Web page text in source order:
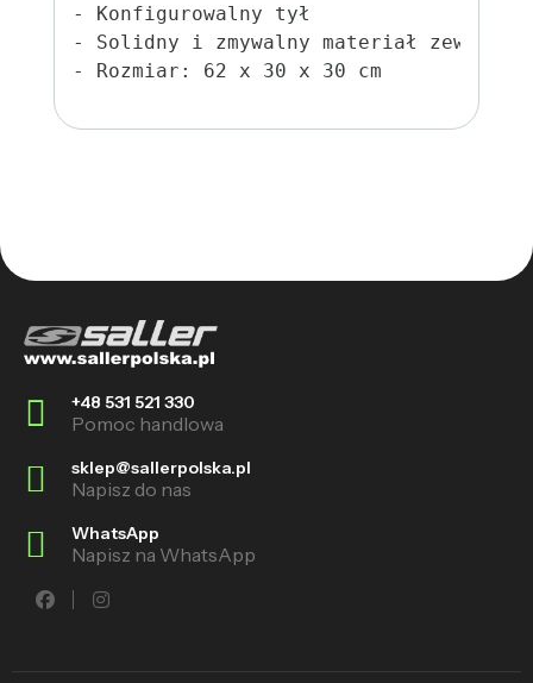
- Konfigurowalny tył
- Solidny i zmywalny materiał
- Rozmiar: 62 x 30 x 30 cm
+48 531 521 330
Pomoc handlowa
sklep@sallerpolska.pl
Napisz do nas
WhatsApp
Napisz na WhatsApp